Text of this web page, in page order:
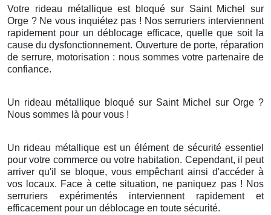
Votre rideau métallique est bloqué sur Saint Michel sur
Orge ? Ne vous inquiétez pas ! Nos serruriers interviennent
rapidement pour un déblocage efficace, quelle que soit la
cause du dysfonctionnement. Ouverture de porte, réparation
de serrure, motorisation : nous sommes votre partenaire de
confiance.
Un rideau métallique bloqué sur Saint Michel sur Orge ?
Nous sommes là pour vous !
Un rideau métallique est un élément de sécurité essentiel
pour votre commerce ou votre habitation. Cependant, il peut
arriver qu'il se bloque, vous empêchant ainsi d'accéder à
vos locaux. Face à cette situation, ne paniquez pas ! Nos
serruriers expérimentés interviennent rapidement et
efficacement pour un déblocage en toute sécurité.